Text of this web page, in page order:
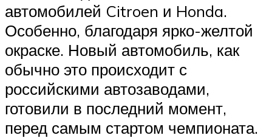
автомобилей Citroen и Honda.
Особенно, благодаря ярко-желтой
окраске. Новый автомобиль, как
обычно это происходит с
российскими автозаводами,
готовили в последний момент,
перед самым стартом чемпионата.